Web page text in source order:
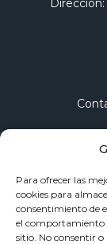
Para ofrecer las
cookies para
consentimiento de
el comportamiento
sitio. No consentir
Dirección